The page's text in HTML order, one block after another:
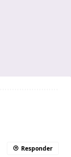
Responder